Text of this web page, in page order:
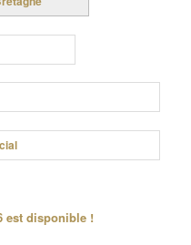
est disponible !